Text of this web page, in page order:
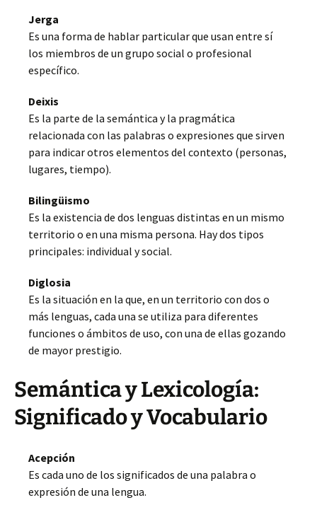
Jerga
Es una forma de hablar particular que usan entre sí
los miembros de un grupo social o profesional
específico.
Deixis
Es la parte de la semántica y la pragmática
relacionada con las palabras o expresiones que sirven
para indicar otros elementos del contexto (personas,
lugares, tiempo).
Bilingüismo
Es la existencia de dos lenguas distintas en un mismo
territorio o en una misma persona. Hay dos tipos
principales: individual y social.
Diglosia
Es la situación en la que, en un territorio con dos o
más lenguas, cada una se utiliza para diferentes
funciones o ámbitos de uso, con una de ellas gozando
de mayor prestigio.
Semántica y Lexicología:
Significado y Vocabulario
Acepción
Es cada uno de los significados de una palabra o
expresión de una lengua.